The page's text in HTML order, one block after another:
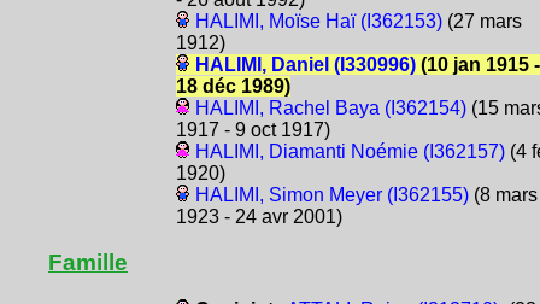
HALIMI, Moïse Haï (I362153)(27 mars
1912)
HALIMI, Daniel (I330996)(10 jan 1915 -
18 déc 1989)
HALIMI, Rachel Baya (I362154)(15
1917 - 9 oct 1917)
HALIMI, Diamanti Noémie (I362157)(4
1920)
HALIMI, Simon Meyer (I362155)(8 mars
1923 - 24 avr 2001)
Famille